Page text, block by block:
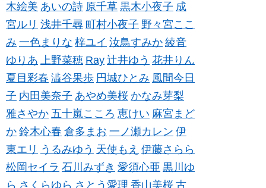
木絵美 あいの詩 原千草 黒木小夜子 成
宮ルリ 浅井千尋 町村小夜子 野々宮ここ
み 一色まりな 梓ユイ 汝鳥すみか 綾音
ゆりあ 上野菜穂 Ray 辻井ゆう 花井りん
夏目彩春 澁谷果歩 円城ひとみ 風間今日
子 内田美奈子 あやめ美桜 かなみ芽梨
雅さやか 五十嵐こころ 恵けい 麻宮まど
か 鈴木心春 倉多まお 一ノ瀬カレン 伊
東エリ うるみゆう 天使もえ 伊藤さらら
松岡セイラ 石川みずき 愛須心亜 黒川ゆ
ら さくらゆら さとう愛理 香山美桜 古